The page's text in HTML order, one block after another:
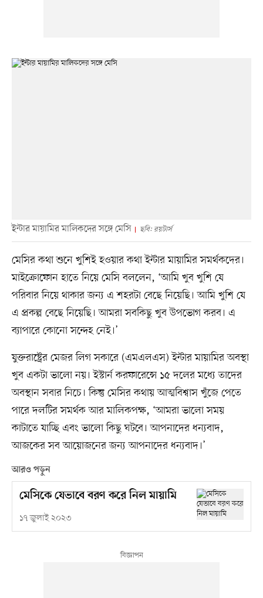
ইন্টার মায়ামির মালিকদের সঙ্গে মেসি ছবি: রয়টার্স
মেসির কথা শুনে খুশিই হওয়ার কথা ইন্টার মায়ামির সমর্থকদের।
মাইক্রোফোন হাতে নিয়ে মেসি বললেন, ‘আমি খুব খুশি যে
পরিবার নিয়ে থাকার জন্য এ শহরটা বেছে নিয়েছি। আমি খুশি যে
এ প্রকল্প বেছে নিয়েছি। আমরা সবকিছু খুব উপভোগ করব। এ
ব্যাপারে কোনো সন্দেহ নেই।’
যুক্তরাষ্ট্রের মেজর লিগ সকারে (এমএলএস) ইন্টার মায়ামির অবস্থা
খুব একটা ভালো নয়। ইস্টার্ন করফারেন্সে ১৫ দলের মধ্যে তাদের
অবস্থান সবার নিচে। কিন্তু মেসির কথায় আত্মবিশ্বাস খুঁজে পেতে
পারে দলটির সমর্থক আর মালিকপক্ষ, ‘আমরা ভালো সময়
কাটাতে যাচ্ছি এবং ভালো কিছু ঘটবে। আপনাদের ধন্যবাদ,
আজকের সব আয়োজনের জন্য আপনাদের ধন্যবাদ।’
আরও পড়ুন
মেসিকে যেভাবে বরণ করে নিল মায়ামি
১৭ জুলাই ২০২৩